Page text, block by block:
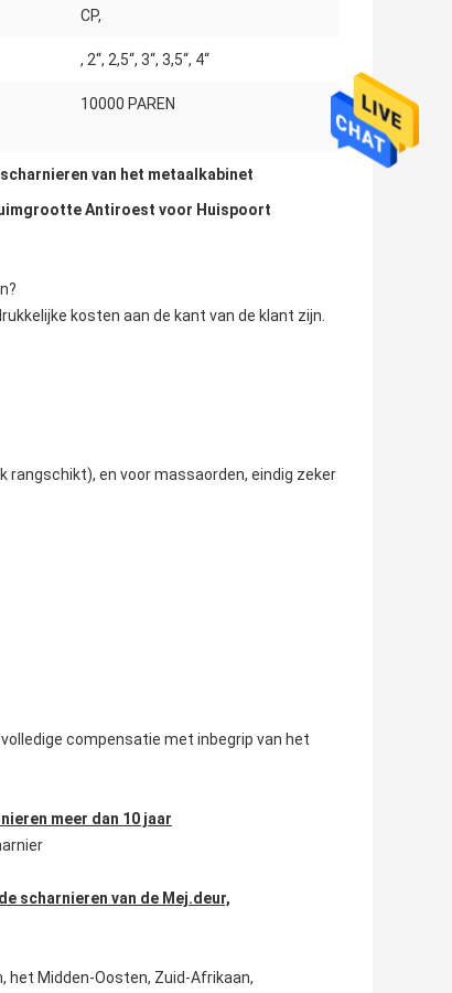
CP,
, 2“, 2,5“, 3“, 3,5“, 4“
10000 PAREN
van het metaalkabinet
Antiroest voor Huispoort
kosten aan de kant van de klant zijn.
rangschikt), en voor massaorden, eindig zeker
compensatie met inbegrip van het
meer dan 10 jaar
scharnieren van de Mej.deur,
het Midden-Oosten, Zuid-Afrikaan,